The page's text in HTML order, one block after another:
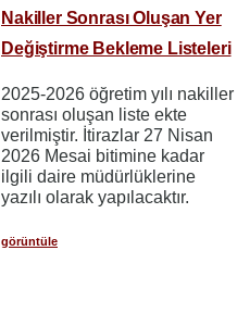
Nakiller Sonrası Oluşan Yer
Değiştirme Bekleme Listeleri
2025-2026 öğretim yılı nakiller
sonrası oluşan liste ekte
verilmiştir. İtirazlar 27 Nisan
2026 Mesai bitimine kadar
ilgili daire müdürlüklerine
yazılı olarak yapılacaktır.
görüntüle